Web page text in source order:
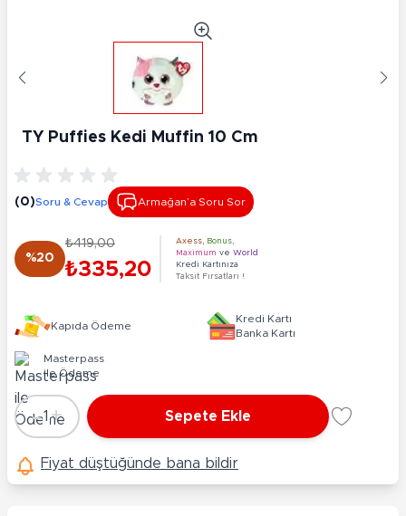
TY Puffies Kedi Muffin 10 Cm
(0)Soru & Cevap Armağan’a Soru Sor
%20
₺419,00
₺335,20
Axess Bonus
Maximum ve World
Kredi Kartınıza
Taksit Fırsatları !
Kapıda Ödeme
Kredi Kartı
Banka Kartı
Masterpass
ile Ödeme
Adet
-1 + Sepete Ekle
Fiyat düştüğünde bana bildir